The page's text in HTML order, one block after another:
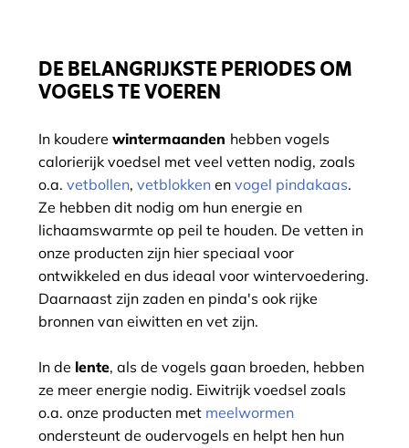
DE BELANGRIJKSTE PERIODES OM
VOGELS TE VOEREN
In koudere wintermaanden hebben vogels
calorierijk voedsel met veel vetten nodig, zoals
o.a. vetbollen, vetblokken en vogel pindakaas.
Ze hebben dit nodig om hun energie en
lichaamswarmte op peil te houden. De vetten in
onze producten zijn hier speciaal voor
ontwikkeled en dus ideaal voor wintervoedering.
Daarnaast zijn zaden en pinda's ook rijke
bronnen van eiwitten en vet zijn.
In de lente, als de vogels gaan broeden, hebben
ze meer energie nodig. Eiwitrijk voedsel zoals
o.a. onze producten met meelwormen
ondersteunt de oudervogels en helpt hen hun